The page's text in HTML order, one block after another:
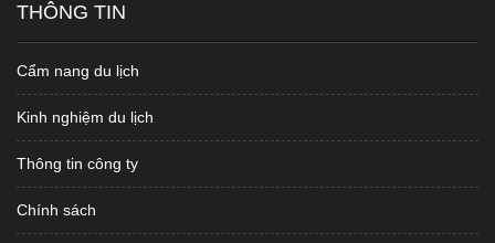
THÔNG TIN
Cẩm nang du lịch
Kinh nghiệm du lịch
Thông tin công ty
Chính sách